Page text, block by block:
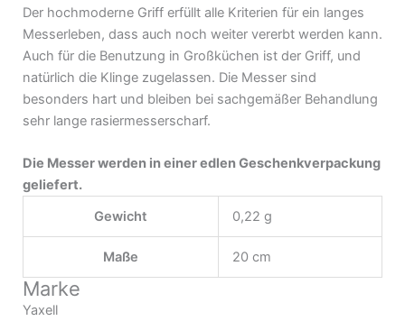
Der hochmoderne Griff erfüllt alle Kriterien für ein langes
Messerleben, dass auch noch weiter vererbt werden kann.
Auch für die Benutzung in Großküchen ist der Griff, und
natürlich die Klinge zugelassen. Die Messer sind
besonders hart und bleiben bei sachgemäßer Behandlung
sehr lange rasiermesserscharf.
Die Messer werden in einer edlen Geschenkverpackung
geliefert.
Gewicht
0,22 g
Maße 20 cm
Marke
Yaxell